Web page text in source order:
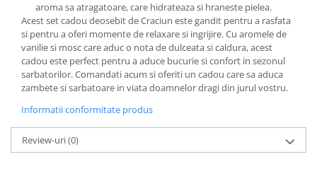
aroma sa atragatoare, care hidrateaza si hraneste pielea.
Acest set cadou deosebit de Craciun este gandit pentru a rasfata
si pentru a oferi momente de relaxare si ingrijire. Cu aromele de
vanilie si mosc care aduc o nota de dulceata si caldura, acest
cadou este perfect pentru a aduce bucurie si confort in sezonul
sarbatorilor. Comandati acum si oferiti un cadou care sa aduca
zambete si sarbatoare in viata doamnelor dragi din jurul vostru.
Informatii conformitate produs
Review-uri(0)